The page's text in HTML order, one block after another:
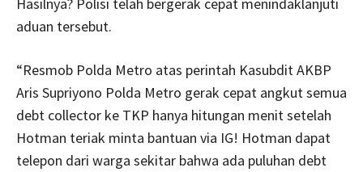
aduan tersebut.
“Resmob Polda Metro atas perintah Kasubdit AKBP
Aris Supriyono Polda Metro gerak cepat angkut semua
debt collector ke TKP hanya hitungan menit setelah
Hotman teriak minta bantuan via IG! Hotman dapat
telepon dari warga sekitar bahwa ada puluhan debt